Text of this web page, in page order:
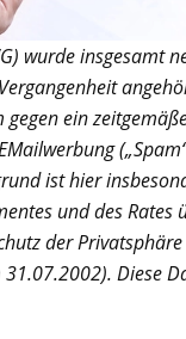
wurde insgesamt
ein
ist hier
und des Rates
der
Diese